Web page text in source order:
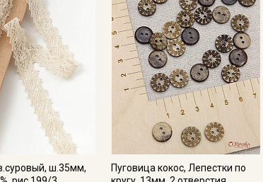
ш.35мм,
Пуговица кокос, Лепестки по